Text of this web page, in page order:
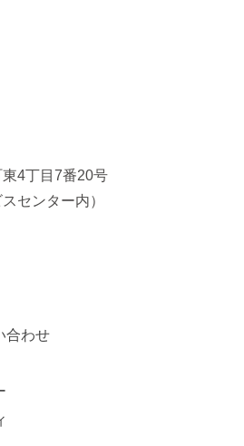
4丁目7番20号
センター内）
合わせ